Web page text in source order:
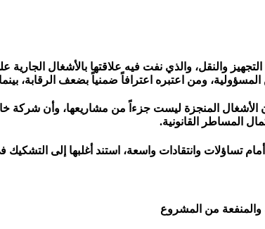
التجهيز والنقل، والذي نفت فيه علاقتها بالأشغال
ومن اعتبره اعترافاً ضمنياً بضعف الرقابة،
الأشغال المنجزة ليست جزءاً من مشاريعها، وأن
المساطر القانونية.
تساؤلات وانتقادات واسعة، استند أغلبها إلى
من المشروع